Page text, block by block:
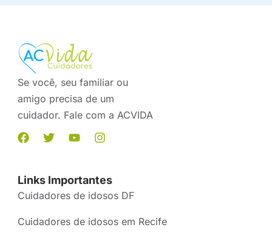
Se você, seu familiar ou
amigo precisa de um
cuidador. Fale com a ACVIDA
Links Importantes
Cuidadores de idosos DF
Cuidadores de idosos em Recife